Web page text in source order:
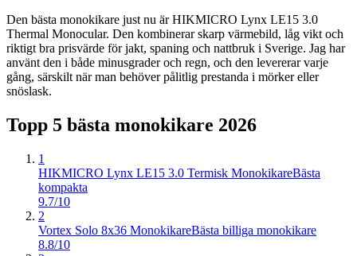
Den bästa monokikare just nu är HIKMICRO Lynx LE15 3.0
Thermal Monocular. Den kombinerar skarp värmebild, låg vikt och
riktigt bra prisvärde för jakt, spaning och nattbruk i Sverige. Jag har
använt den i både minusgrader och regn, och den levererar varje
gång, särskilt när man behöver pålitlig prestanda i mörker eller
snöslask.
Topp 5 bästa monokikare 2026
1
HIKMICRO Lynx LE15 3.0 Termisk MonokikareBästa
kompakta
9.7/10
2
Vortex Solo 8x36 MonokikareBästa billiga monokikare
8.8/10